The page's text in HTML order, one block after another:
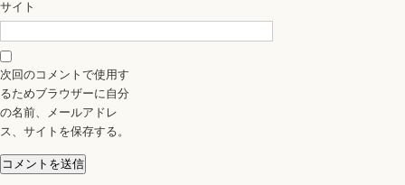
サイト
次回のコメントで使用す
るためブラウザーに自分
の名前、メールアドレ
ス、サイトを保存する。